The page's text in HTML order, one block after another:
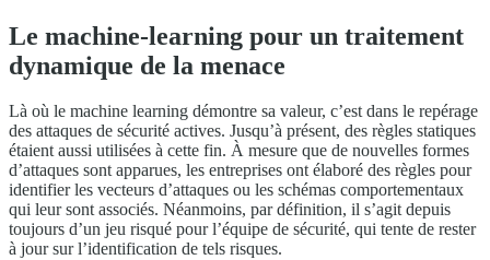
Le machine-learning pour un traitement
dynamique de la menace
Là où le machine learning démontre sa valeur, c’est dans le repérage
des attaques de sécurité actives. Jusqu’à présent, des règles statiques
étaient aussi utilisées à cette fin. À mesure que de nouvelles formes
d’attaques sont apparues, les entreprises ont élaboré des règles pour
identifier les vecteurs d’attaques ou les schémas comportementaux
qui leur sont associés. Néanmoins, par définition, il s’agit depuis
toujours d’un jeu risqué pour l’équipe de sécurité, qui tente de rester
à jour sur l’identification de tels risques.